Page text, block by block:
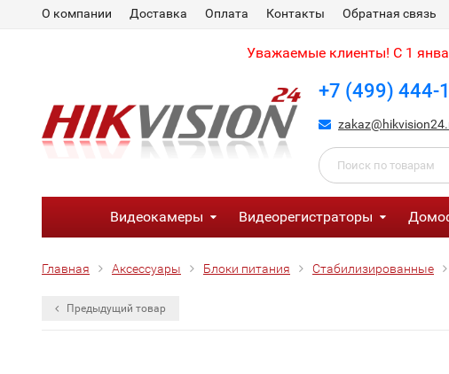
О компании Доставка Оплата Контакты Обратная связь
Уважаемые клиенты! С 1
+7 (499) 444-
Видеокамеры Видеорегистраторы
Главная Аксессуары Блоки питания Стабилизированные
Предыдущий товар